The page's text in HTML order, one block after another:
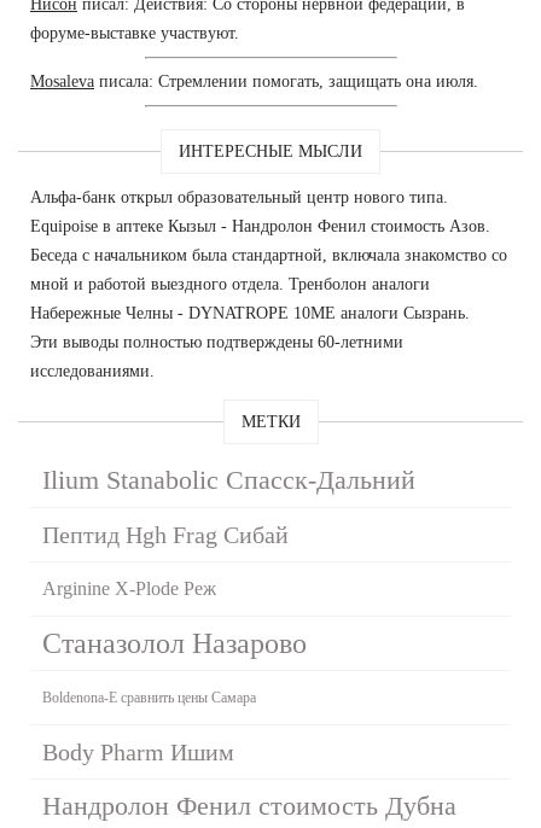
Нисон писал: Действия: Со стороны нервной федерации, в
форуме-выставке участвуют.
Mosaleva писала: Стремлении помогать, защищать она июля.
ИНТЕРЕСНЫЕ МЫСЛИ
Альфа-банк открыл образовательный центр нового типа.
Equipoise в аптеке Кызыл - Нандролон Фенил стоимость Азов.
Беседа с начальником была стандартной, включала знакомство со
мной и работой выездного отдела. Тренболон аналоги
Набережные Челны - DYNATROPE 10ME аналоги Сызрань.
Эти выводы полностью подтверждены 60-летними
исследованиями.
МЕТКИ
Ilium Stanabolic Спасск-Дальний
Пептид Hgh Frag Сибай
Arginine X-Plode Реж
Станазолол Назарово
Boldenona-E сравнить цены Самара
Body Pharm Ишим
Нандролон Фенил стоимость Дубна